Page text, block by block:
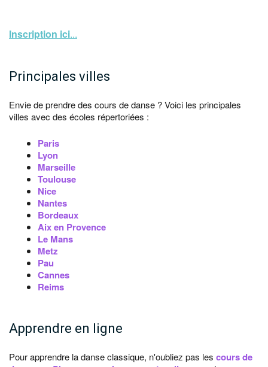
Inscription ici...
Principales villes
Envie de prendre des cours de danse ? Voici les principales
villes avec des écoles répertoriées :
Paris
Lyon
Marseille
Toulouse
Nice
Nantes
Bordeaux
Aix en Provence
Le Mans
Metz
Pau
Cannes
Reims
Apprendre en ligne
Pour apprendre la danse classique, n'oubliez pas les cours de